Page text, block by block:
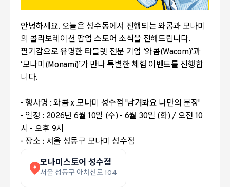
안녕하세요. 오늘은 성수동에서 진행되는 와콤과 모나미
의 콜라보레이션 팝업 스토어 소식을 전해드립니다.
필기감으로 유명한 타블렛 전문 기업 ‘와콤(Wacom)’과
‘모나미(Monami)’가 만나 특별한 체험 이벤트를 진행합
니다.
- 행사명 : 와콤 x 모나미 성수점 '남겨봐요 나만의 문장'
- 일정 : 2026년 6월 10일 (수) - 6월 30일 (화) / 오전 10
시 - 오후 9시
- 장소 : 서울 성동구 모나미 성수점
모나미스토어 성수점
서울 성동구 아차산로 104